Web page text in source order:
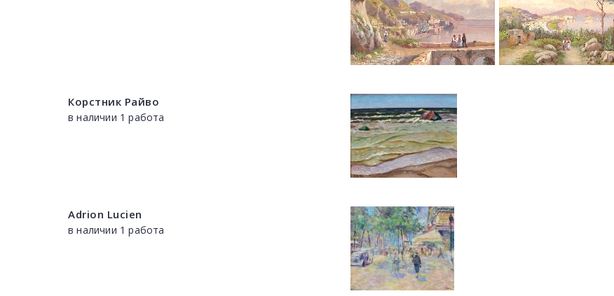
Корстник Райво
в наличии 1 работа
Adrion Lucien
в наличии 1 работа